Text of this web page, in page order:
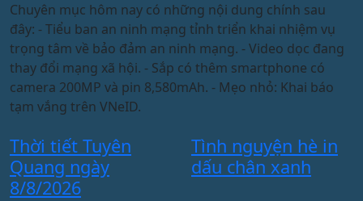
Chuyên mục hôm nay có những nội dung chính sau
đây: - Tiểu ban an ninh mạng tỉnh triển khai nhiệm vụ
trọng tâm về bảo đảm an ninh mạng. - Video dọc đang
thay đổi mạng xã hội. - Sắp có thêm smartphone có
camera 200MP và pin 8,580mAh. - Mẹo nhỏ: Khai báo
tạm vắng trên VNeID.
Thời tiết Tuyên
Quang ngày
8/8/2026
Tình nguyện hè in
dấu chân xanh